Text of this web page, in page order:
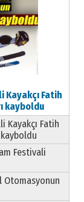
Fatih
kayboldu
Kayakçı Fatih
Festivali
Otomasyonun